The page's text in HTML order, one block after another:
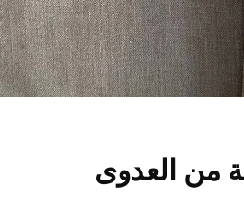
من العدوى